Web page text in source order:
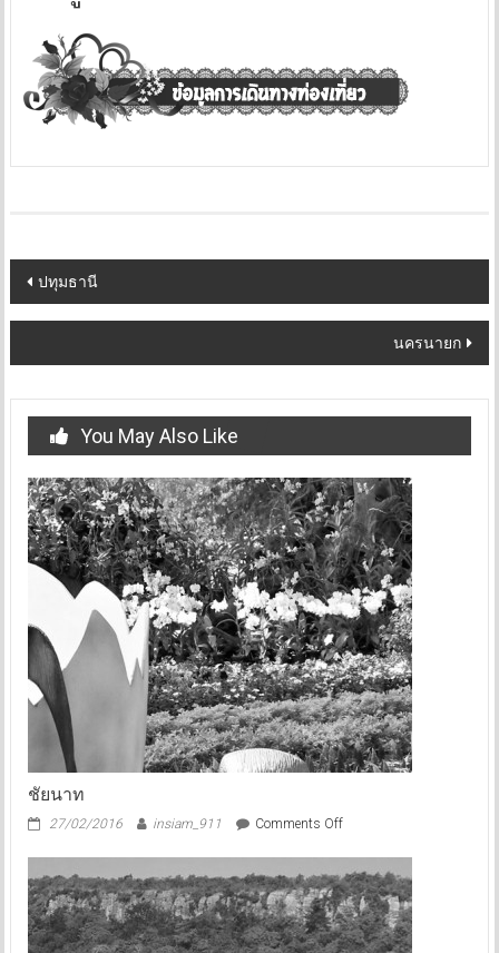
Post
navigation
ปทุมธานี
นครนายก
You May Also Like
ชัยนาท
27/02/2016 insiam_911 Comments Offon